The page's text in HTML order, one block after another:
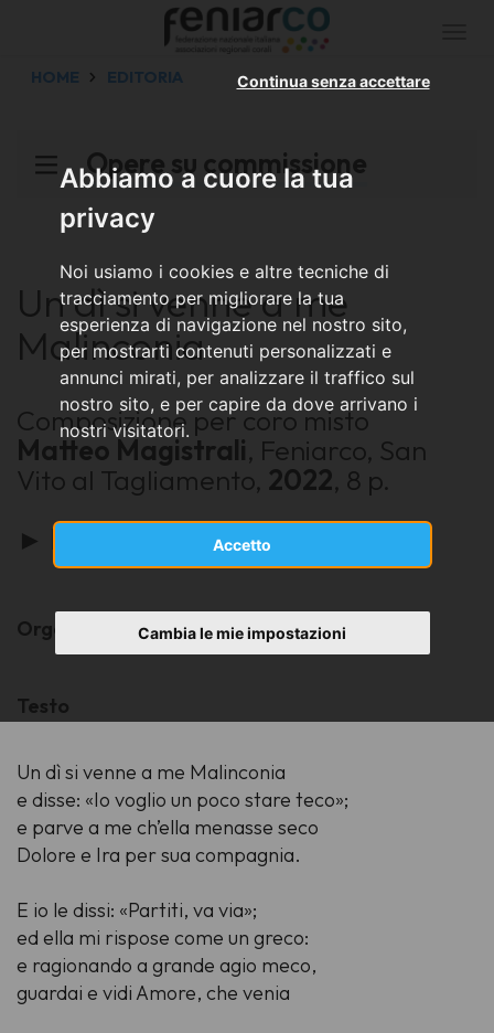
Abbiamo a cuore la tua
privacy
Noi usiamo i cookies e altre tecniche di
tracciamento per migliorare la tua
esperienza di navigazione nel nostro sito,
per mostrarti contenuti personalizzati e
annunci mirati, per analizzare il traffico sul
nostro sito, e per capire da dove arrivano i
nostri visitatori.
Accetto
Continua senza accettare
Cambia le mie impostazioni
HOME EDITORIA
Opere su commissione
Un dì si venne a me
Malinconia
Composizione per coro misto
Matteo Magistrali, Feniarco, San
Vito al Tagliamento, 2022, 8 p.
► Per acquistare vai allo SHOP
Organico: coro misto a 4 voci (SATB)
Testo
Un dì si venne a me Malinconia
e disse: «Io voglio un poco stare teco»;
e parve a me ch’ella menasse seco
Dolore e Ira per sua compagnia.
E io le dissi: «Partiti, va via»;
ed ella mi rispose come un greco:
e ragionando a grande agio meco,
guardai e vidi Amore, che venia